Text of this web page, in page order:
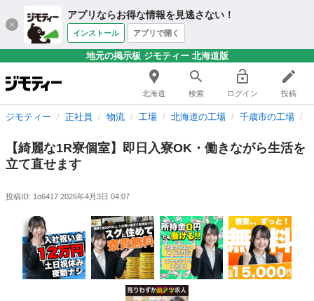
アプリならお得な情報を見逃さない！
インストール アプリで開く
地元の掲示板 ジモティー 北海道版
北海道 検索 ログイン 投稿
ジモティー 正社員 物流 工場 北海道の工場 千歳市の工場
【綺麗な1R寮個室】即日入寮OK・働きながら生活を
立て直せます
投稿ID: 1o6417 2026年4月3日 04:07